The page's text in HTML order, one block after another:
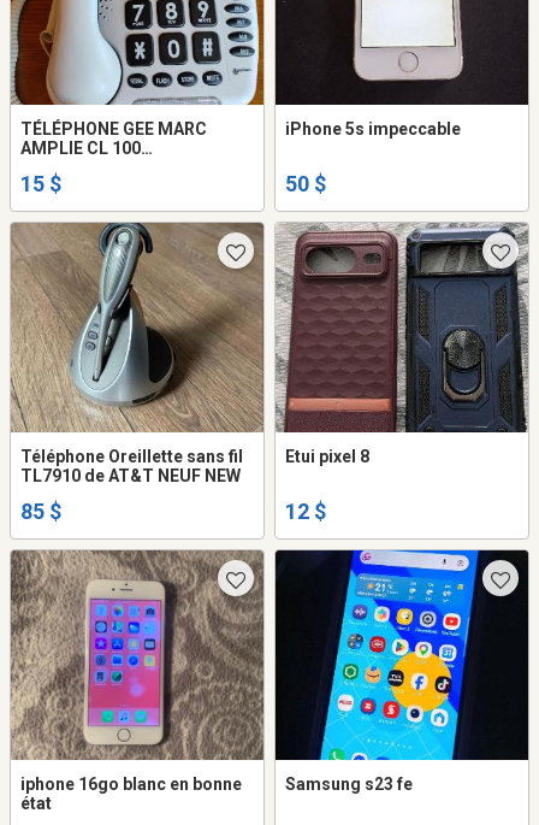
TÉLÉPHONE GEE MARC
AMPLIE CL 100
15 $
iPhone 5s impeccable
50 $
Téléphone Oreillette sans fil
TL7910 de AT&T NEUF NEW
85 $
Etui pixel 8
12 $
iphone 16go blanc en bonne
état
Samsung s23 fe